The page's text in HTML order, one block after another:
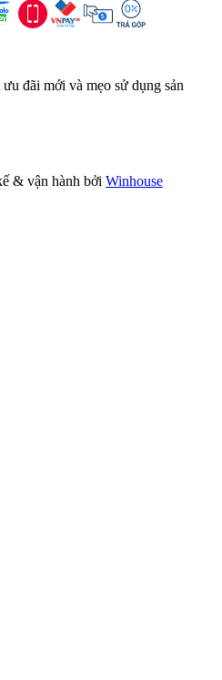
đãi mới và mẹo sử dụng sản
& vận hành bởi Winhouse